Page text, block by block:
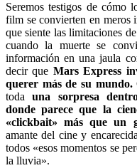
Seremos testigos de cómo
film se convierten en meros
que siente las limitaciones
cuando la muerte se
información en una jaula
decir que Mars Express
querer más de su mundo.
todauna sorpresa
donde parece que la
«clickbait» más que un
amante del cine y
todos «esos momentos se
la lluvia».